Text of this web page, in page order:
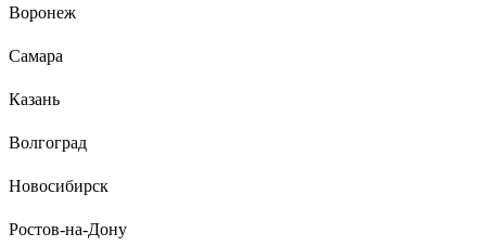
82435
Эффектно рвануло!!! И всего за 193 рубля!!! Мне
Воронеж
Самара
Казань
Волгоград
Новосибирск
Ростов-на-Дону